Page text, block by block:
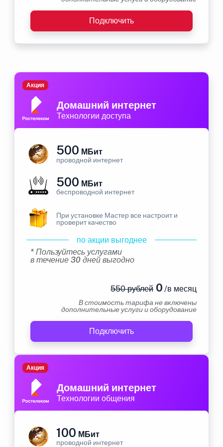
Подключить
Домашний интернет
Технологии доступа
Акция
500 МБит
проводной интернет
500 МБит
беспроводной интернет
При установке Мастер все настроит и
проверит качество
по акции выгоднее
* Пользуйтесь услугами
в течение 30 дней выгодно
550 рублей0 /в месяц
В стоимость тарифа не включены
дополнительные услуги и оборудование
Подключить
Домашний интернет
Технологии общения
Акция
100 МБит
проводной интернет